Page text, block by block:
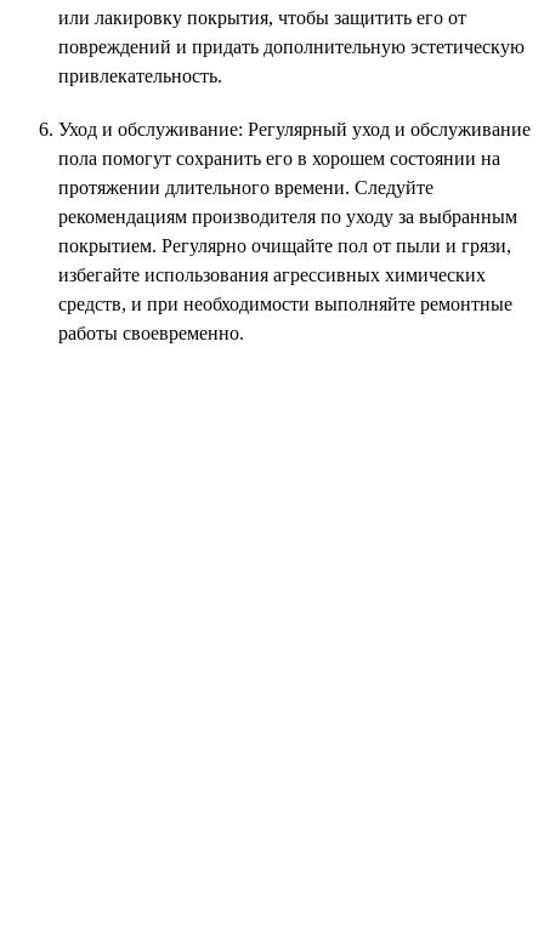
или лакировку покрытия, чтобы защитить его от
повреждений и придать дополнительную эстетическую
привлекательность.
Уход и обслуживание: Регулярный уход и обслуживание
пола помогут сохранить его в хорошем состоянии на
протяжении длительного времени. Следуйте
рекомендациям производителя по уходу за выбранным
покрытием. Регулярно очищайте пол от пыли и грязи,
избегайте использования агрессивных химических
средств, и при необходимости выполняйте ремонтные
работы своевременно.